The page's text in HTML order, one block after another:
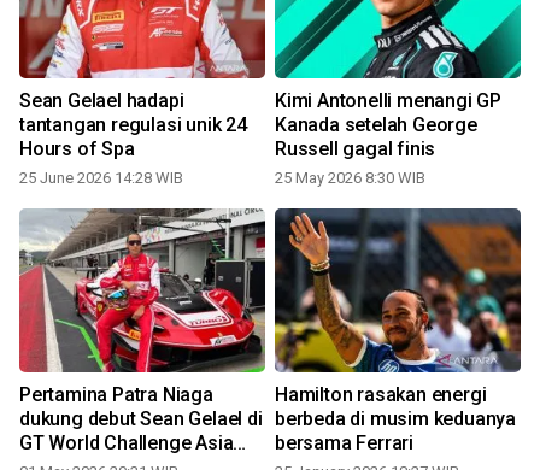
Sean Gelael hadapi
tantangan regulasi unik 24
Hours of Spa
25 June 2026 14:28 WIB
Kimi Antonelli menangi GP
Kanada setelah George
Russell gagal finis
25 May 2026 8:30 WIB
Pertamina Patra Niaga
dukung debut Sean Gelael di
GT World Challenge Asia
Hamilton rasakan energi
berbeda di musim keduanya
bersama Ferrari